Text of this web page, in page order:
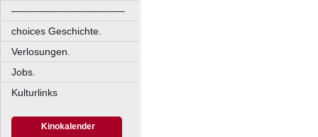
––––––––––––––––––––
choices Geschichte.
Verlosungen.
Jobs.
Kulturlinks
Kinokalender